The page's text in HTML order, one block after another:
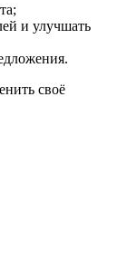
и улучшать
своё